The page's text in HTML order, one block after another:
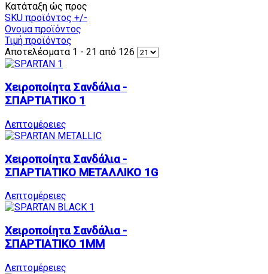
Κατάταξη ώς προς
SKU προϊόντος +/-
Ονομα προϊόντος
Τιμή προϊόντος
Αποτελέσματα 1 - 21 από 126
Χειροποίητα Σανδάλια -
ΣΠΑΡΤΙΑΤΙΚΟ 1
Λεπτομέρειες
Χειροποίητα Σανδάλια -
ΣΠΑΡΤΙΑΤΙΚΟ ΜΕΤΑΛΛΙΚΟ 1G
Λεπτομέρειες
Χειροποίητα Σανδάλια -
ΣΠΑΡΤΙΑΤΙΚΟ 1MM
Λεπτομέρειες